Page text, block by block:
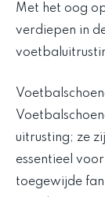
Met het oog
verdiepen in
uitrusting; ze
essentieel
toegewijde